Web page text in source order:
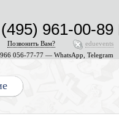
056-77-77 — WhatsApp, Telegram
eduevents
Позвонить Вам?
961-00-89